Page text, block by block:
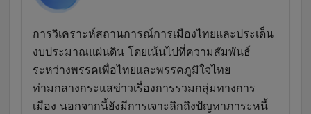
การวิเคราะห์สถานการณ์การเมืองไทยและประเด็น
งบประมาณแผ่นดิน โดยเน้นไปที่ความสัมพันธ์
ระหว่างพรรคเพื่อไทยและพรรคภูมิใจไทย
ท่ามกลางกระแสข่าวเรื่องการรวมกลุ่มทางการ
เมือง นอกจากนี้ยังมีการเจาะลึกถึงปัญหาภาระหนี้